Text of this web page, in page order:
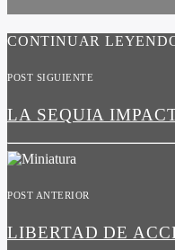
CONTINUAR
POST SIGUIENTE
LA SEQUIA
POST ANTERIOR
LIBERTAD DE